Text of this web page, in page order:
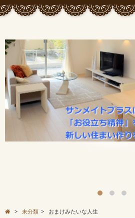
> 未分類 > おまけみたいな人生